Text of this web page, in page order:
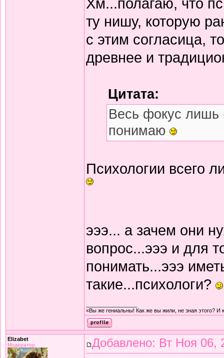
ту нишу, которую
с этим согласица,
древнее и
Цитата:
Весь фокус лишь
понимаю
Психологии всего
эээ... а зачем они
вопрос...эээ и для
понимать...эээ
такие...психологи?
«Вы же гениальны! Как же вы жили, не зная этого? И
Elizabet
Модератор Добавлено: Вт Ноя 06,